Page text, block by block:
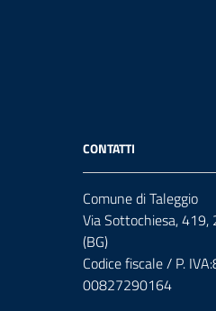
CONTATTI
Comune di Taleggio
Via Sottochiesa, 419,
(BG)
Codice fiscale / P.
00827290164